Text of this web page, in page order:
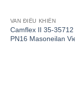
VAN ĐIỀU KHIỂN
Camflex II 35-35712
PN16 Masoneilan